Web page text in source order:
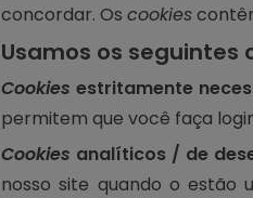
concordar. Os cookies
Usamos os seguintes
Cookies estritamente
permitem que você faça
Cookies analíticos / de
nosso site quando o estão